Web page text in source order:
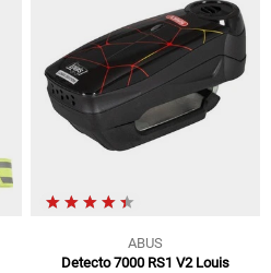
ABUS
Detecto 7000 RS1 V2 Louis